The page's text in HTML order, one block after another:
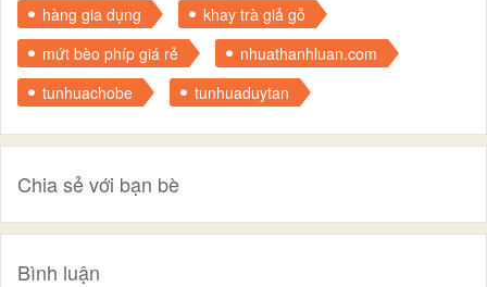
hàng gia dụng
khay trà giả gỗ
mứt bèo phíp giá rẻ
nhuathanhluan.com
tunhuachobe
tunhuaduytan
Chia sẻ với bạn bè
Bình luận